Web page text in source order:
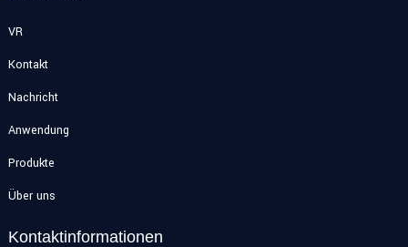
VR
Kontakt
Nachricht
Anwendung
Produkte
Über uns
Kontaktinformationen